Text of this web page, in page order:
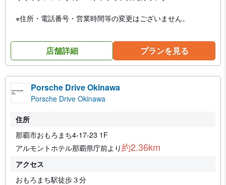
※住所・電話番号・営業時間等の変更はございません。
店舗詳細 プランを見る
Porsche Drive Okinawa
Porsche Drive Okinawa
住所
那覇市おもろまち4-17-23 1F
アルモントホテル那覇県庁前より約2.36km
アクセス
おもろまち駅徒歩３分